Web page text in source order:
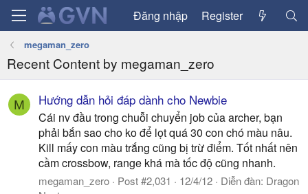
Đăng nhập Register
megaman_zero
Recent Content by megaman_zero
M Hướng dẫn hỏi đáp dành cho Newbie
Cái nv đầu trong chuỗi chuyển job của archer, bạn
phải bắn sao cho ko để lọt quá 30 con chó màu nâu.
Kill mấy con màu trắng cũng bị trừ điểm. Tốt nhất nên
cầm crossbow, range khá mà tốc độ cũng nhanh.
megaman_zero Post #2,031 12/4/12 Diễn đàn: Dragon